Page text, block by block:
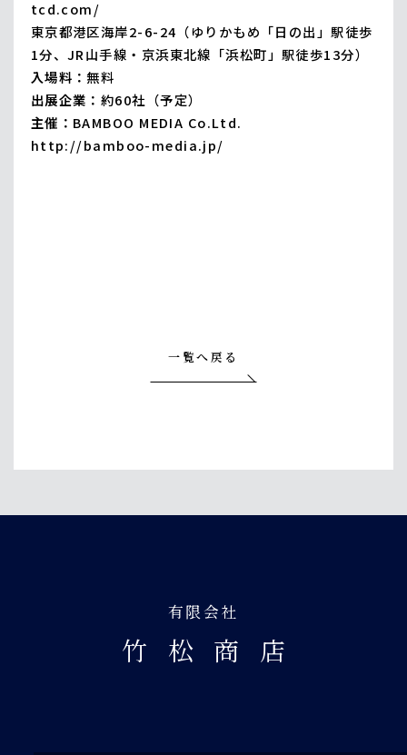
tcd.com/
東京都港区海岸2-6-24（ゆりかもめ「日の出」駅徒歩
1分、JR山手線・京浜東北線「浜松町」駅徒歩13分）
入場料：無料
出展企業： 約60社（予定）
主催： BAMBOO MEDIA Co.Ltd.
http://bamboo-media.jp/
一覧へ戻る
有限会社
竹松商 店